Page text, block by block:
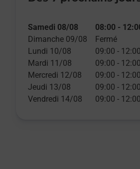
Samedi 08/08 08:00 -
Dimanche 09/08
Fermé
Lundi 10/08
09:00 - 12:00
Mardi 11/08
09:00 - 12:00
Mercredi 12/08
09:00 - 12:00
Jeudi 13/08
09:00 - 12:00
Vendredi 14/08
09:00 - 12:00